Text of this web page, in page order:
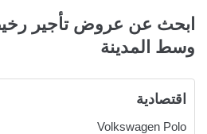
ابحث عن عروض تأجير
وسط المدينة
اقتصادية
Volkswagen Polo